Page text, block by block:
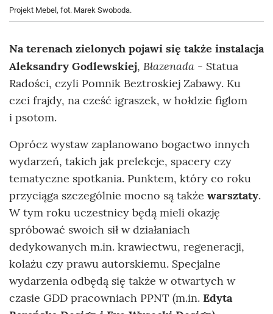
Projekt Mebel, fot. Marek Swoboda.
Na terenach zielonych pojawi się także instalacja
Aleksandry Godlewskiej, Błazenada - Statua
Radości, czyli Pomnik Beztroskiej Zabawy. Ku
czci frajdy, na cześć igraszek, w hołdzie figlom
i psotom.
Oprócz wystaw zaplanowano bogactwo innych
wydarzeń, takich jak prelekcje, spacery czy
tematyczne spotkania. Punktem, który co roku
przyciąga szczególnie mocno są także warsztaty.
W tym roku uczestnicy będą mieli okazję
spróbować swoich sił w działaniach
dedykowanych m.in. krawiectwu, regeneracji,
kolażu czy prawu autorskiemu. Specjalne
wydarzenia odbędą się także w otwartych w
czasie GDD pracowniach PPNT (m.in. Edyta